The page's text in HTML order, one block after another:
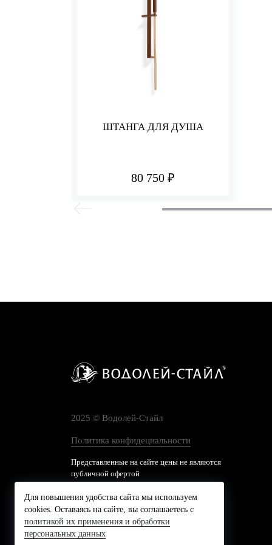
ШТАНГА ДЛЯ ДУША
80 750 ₽
2025 © Водолей-Cтайл
Политика конфидециальности
Представленные на сайте цены не являются
публичной офертой
Для повышения удобства сайта мы используем
cookies. Оставаясь на сайте, вы соглашаетесь с
политикой их применения и обработки
персональных данных